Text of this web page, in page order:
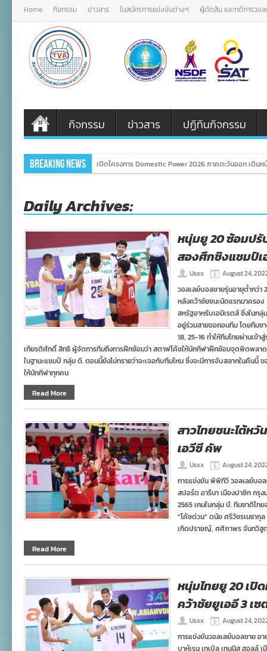
Home กิจกรรม ข่าวสาร ใบสมัครการแข่งขันต่างๆ ผู้ตัดสิน และกติการวอ
กิจกรรม ข่าวสาร ปฏิทินกิจกรรม
Breaking News เปิดโครงการ Domestic Power 2026 ภาคตะวันออก เดิ
Daily Archives:
หนุ่มยู 20 ซ้อมป
สองศึกชิงแชมป์เ
Usxx August 24,
วอลเลย์บอลชายรุ่นอายุต่ำกว่
หลังคว้าชัยชนะนัดแรกมาครอ
สหรัฐอาหรับเอมิเรตส์ ซึ่งในก
อยู่ร่วมสายขอถอนทีม โดยทีมช
18, 25-16 ทำให้ทีมไทยผ่านเข้
เกียรติศักดิ์ สิทธิ ผู้จัดการทีมถึงการฝึกซ้อมว่า สตาฟโค้ชให้นักกีฬาฝึกซ้อมจุดพิดพลา
ในฐานะแชมป์ กลุ่ม ดี. ตอนนี้ยังไม่ทรายว่าจะเจอกับทีมไหน ซึ่งจะมีการจับสลากในคืนนี้
ให้นักกีฬาทุกคน
Read More
สาวไทยชนะไต้ห
เอวีซี คัพ
Usxx August 24,
การแข่งขัน พีพีทีวี วอลเลย์บ
สปอร์ต อารีนา เมืองปาซิก กรุ
2565 เกมในกลุ่ม บี. ทีมชาติไ
“โค้ชด่วน” ดนัย ศรีวัชรเมธา
เกิดปราชญ์, ศศิภาพร จันทวิสู
Read More
หนุ่มไทยยู 20 เปิ
คว้าชัยยูเออี 3 เซ
Usxx August 24,
การแข่งขันวอลเลย์บอลชาย อ
บาห์เรน เทเบิล เทนนิส ฮอลล์